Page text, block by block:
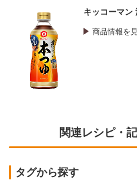
キッコーマン
商品情報を
関連レシピ・
タグから探す